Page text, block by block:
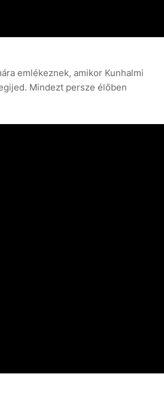
emlékeznek, amikor Kunhalmi
Mindezt persze élőben